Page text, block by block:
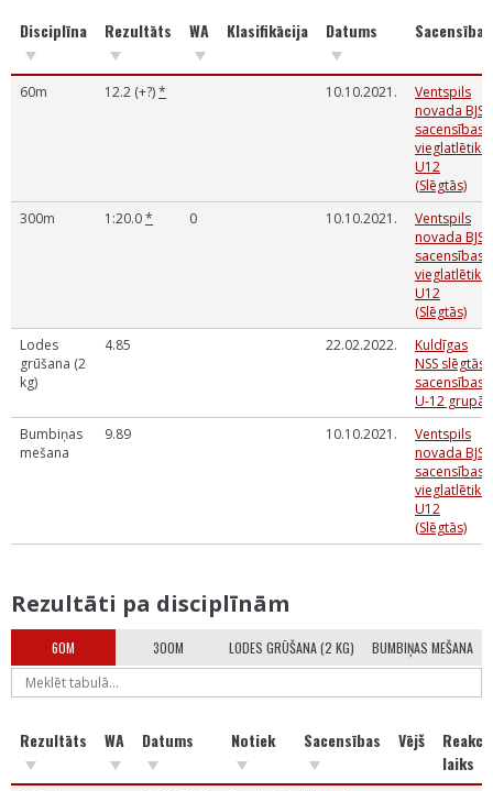
Disciplīna Rezultāts WA Klasifikācija Datums Sacensības
60m 12.2 (+?)* 10.10.2021.
Ventspils
novada BJSS
sacensības
vieglatlētikā
U12
(Slēgtās)
300m
1:20.0* 0 10.10.2021.
Ventspils
novada BJSS
sacensības
vieglatlētikā
U12
(Slēgtās)
Lodes
grūšana (2
kg)
4.85 22.02.2022.
Kuldīgas
NSS slēgtās
sacensības
U-12 grupā
Bumbiņas
mešana
9.89 10.10.2021.
Ventspils
novada BJSS
sacensības
vieglatlētikā
U12
(Slēgtās)
Rezultāti pa disciplīnām
60M 300M LODES GRŪŠANA (2 KG) BUMBIŅAS MEŠANA
Rezultāts WA Datums Notiek Sacensības Vējš
laiks